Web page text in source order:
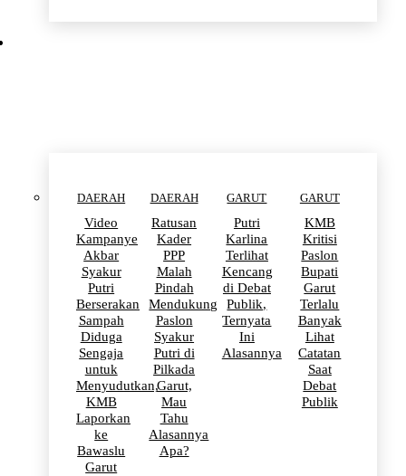
DAERAH
Video
Kampanye
Akbar
Syakur
Putri
Berserakan
Sampah
Diduga
Sengaja
untuk
Menyudutkan,
KMB
Laporkan
ke
Bawaslu
Garut
DAERAH
Ratusan
Kader
PPP
Malah
Pindah
Mendukung
Paslon
Syakur
Putri di
Pilkada
Garut,
Mau
Tahu
Alasannya
Apa?
GARUT
Putri
Karlina
Terlihat
Kencang
di Debat
Publik,
Ternyata
Ini
Alasannya
GARUT
KMB
Kritisi
Paslon
Bupati
Garut
Terlalu
Banyak
Lihat
Catatan
Saat
Debat
Publik